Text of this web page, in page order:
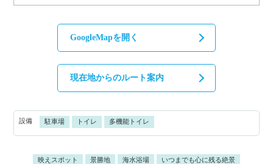
GoogleMapを開く
現在地からのルート案内
設備 駐車場 トイレ 多機能トイレ
映えスポット 景勝地 海水浴場 いつまでも心に残る絶景